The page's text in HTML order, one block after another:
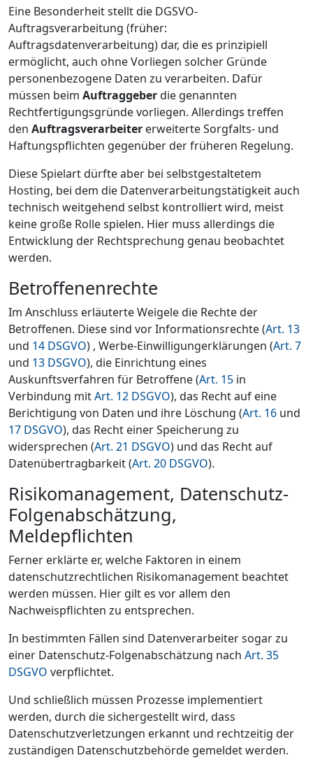
Eine Besonderheit stellt die DGSVO-
Auftragsverarbeitung (früher:
Auftragsdatenverarbeitung) dar, die es prinzipiell
ermöglicht, auch ohne Vorliegen solcher Gründe
personenbezogene Daten zu verarbeiten. Dafür
müssen beim Auftraggeberdie genannten
Rechtfertigungsgründe vorliegen. Allerdings treffen
den Auftragsverarbeiter erweiterte Sorgfalts- und
Haftungspflichten gegenüber der früheren Regelung.
Diese Spielart dürfte aber bei selbstgestaltetem
Hosting, bei dem die Datenverarbeitungstätigkeit auch
technisch weitgehend selbst kontrolliert wird, meist
keine große Rolle spielen. Hier muss allerdings die
Entwicklung der Rechtsprechung genau beobachtet
werden.
Betroffenenrechte
Im Anschluss erläuterte Weigele die Rechte der
Betroffenen. Diese sind vor Informationsrechte (Art. 13
und 14 DSGVO) , Werbe-Einwilligungerklärungen (Art. 7
und 13 DSGVO), die Einrichtung eines
Auskunftsverfahren für Betroffene (Art. 15 in
Verbindung mitArt. 12 DSGVO), das Recht auf eine
Berichtigung von Daten und ihre Löschung (Art. 16 und
17 DSGVO), das Recht einer Speicherung zu
widersprechen (Art. 21 DSGVO) und das Recht auf
Datenübertragbarkeit (Art. 20 DSGVO).
Risikomanagement, Datenschutz-
Folgenabschätzung,
Meldepflichten
Ferner erklärte er, welche Faktoren in einem
datenschutzrechtlichen Risikomanagement beachtet
werden müssen. Hier gilt es vor allem den
Nachweispflichten zu entsprechen.
In bestimmten Fällen sind Datenverarbeiter sogar zu
einer Datenschutz-Folgenabschätzung nach Art. 35
DSGVO verpflichtet.
Und schließlich müssen Prozesse implementiert
werden, durch die sichergestellt wird, dass
Datenschutzverletzungen erkannt und rechtzeitig der
zuständigen Datenschutzbehörde gemeldet werden.